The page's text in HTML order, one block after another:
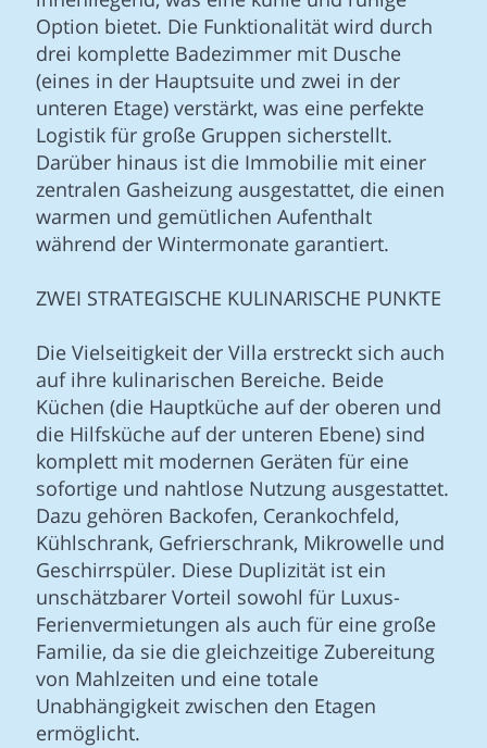
Option bietet. Die Funktionalität wird durch
drei komplette Badezimmer mit Dusche
(eines in der Hauptsuite und zwei in der
unteren Etage) verstärkt, was eine perfekte
Logistik für große Gruppen sicherstellt.
Darüber hinaus ist die Immobilie mit einer
zentralen Gasheizung ausgestattet, die einen
warmen und gemütlichen Aufenthalt
während der Wintermonate garantiert.
ZWEI STRATEGISCHE KULINARISCHE PUNKTE
Die Vielseitigkeit der Villa erstreckt sich auch
auf ihre kulinarischen Bereiche. Beide
Küchen (die Hauptküche auf der oberen und
die Hilfsküche auf der unteren Ebene) sind
komplett mit modernen Geräten für eine
sofortige und nahtlose Nutzung ausgestattet.
Dazu gehören Backofen, Cerankochfeld,
Kühlschrank, Gefrierschrank, Mikrowelle und
Geschirrspüler. Diese Duplizität ist ein
unschätzbarer Vorteil sowohl für Luxus-
Ferienvermietungen als auch für eine große
Familie, da sie die gleichzeitige Zubereitung
von Mahlzeiten und eine totale
Unabhängigkeit zwischen den Etagen
ermöglicht.